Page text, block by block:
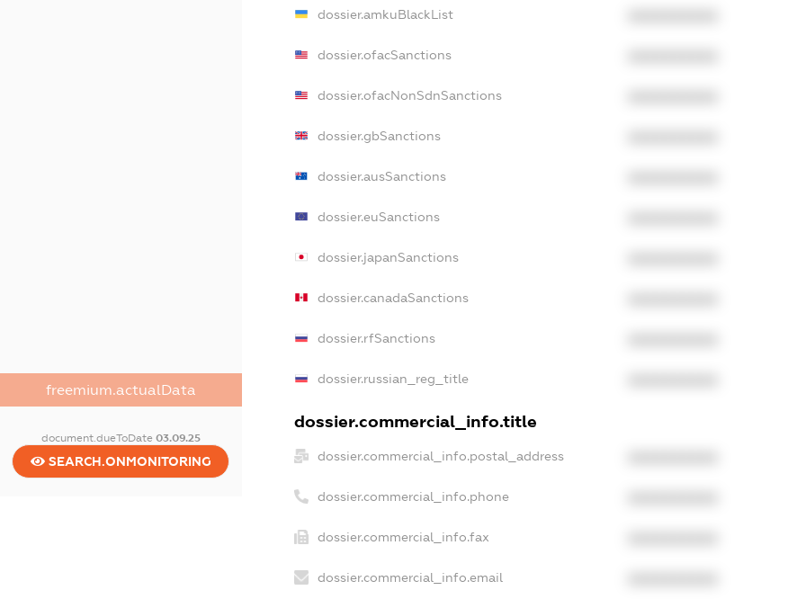
freemium.actualData
document.dueToDate 03.09.25
SEARCH.ONMONITORING
dossier.amkuBlackList
dossier.ofacSanctions
dossier.ofacNonSdnSanctions
dossier.gbSanctions
dossier.ausSanctions
dossier.euSanctions
dossier.japanSanctions
dossier.canadaSanctions
dossier.rfSanctions
dossier.russian_reg_title
dossier.commercial_info.title
dossier.commercial_info.postal_address
dossier.commercial_info.phone
dossier.commercial_info.fax
dossier.commercial_info.email